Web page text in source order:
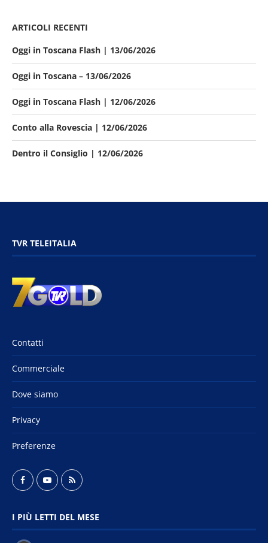
ARTICOLI RECENTI
Oggi in Toscana Flash | 13/06/2026
Oggi in Toscana – 13/06/2026
Oggi in Toscana Flash | 12/06/2026
Conto alla Rovescia | 12/06/2026
Dentro il Consiglio | 12/06/2026
TVR TELEITALIA
Contatti
Commerciale
Dove siamo
Privacy
Preferenze
I PIÙ LETTI DEL MESE